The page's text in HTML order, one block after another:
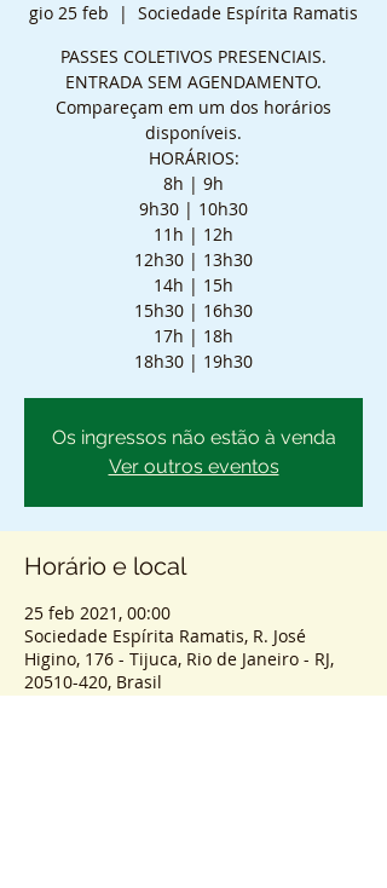
gio 25 feb
  |
Sociedade Espírita Ramatis
PASSES COLETIVOS PRESENCIAIS.
ENTRADA SEM AGENDAMENTO.
Compareçam em um dos horários
disponíveis.
HORÁRIOS:
8h | 9h
9h30 | 10h30
11h | 12h
12h30 | 13h30
14h | 15h
15h30 | 16h30
17h | 18h
18h30 | 19h30
Os ingressos não estão à venda
Ver outros eventos
Horário e local
25 feb 2021, 00:00
Sociedade Espírita Ramatis, R. José
Higino, 176 - Tijuca, Rio de Janeiro - RJ,
20510-420, Brasil